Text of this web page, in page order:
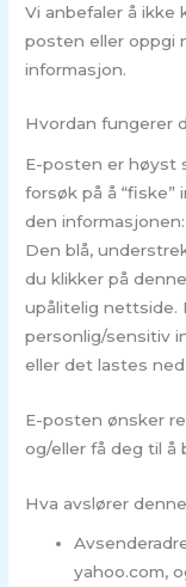
Vi anbefaler å ikke
posten eller oppgi
informasjon.
Hvordan fungerer
E-posten er høyst
forsøk på å “fiske”
den informasjonen:
Den blå,
du klikker på
upålitelig nettside.
personlig/sensitiv
eller det lastes
E-posten ønsker
og/eller få deg til å
Hva avslører
yahoo.com,